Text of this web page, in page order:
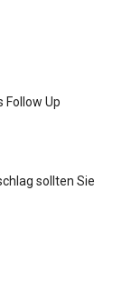
Follow Up
sollten Sie